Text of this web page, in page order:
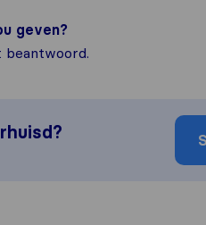
geven?